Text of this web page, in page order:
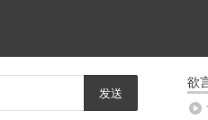
发送
欲